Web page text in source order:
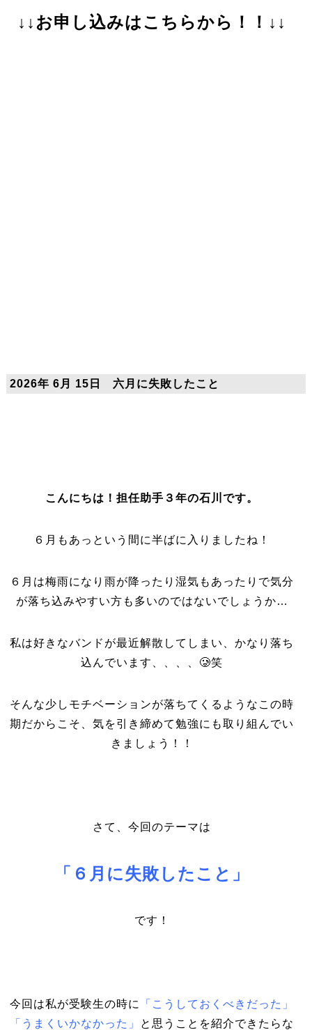
↓↓お申し込みはこちらから！！↓↓
2026年 6月 15日 六月に失敗したこと
こんにちは！担任助手３年の石川です。
６月もあっという間に半ばに入りましたね！
６月は梅雨になり雨が降ったり湿気もあったりで気分
が落ち込みやすい方も多いのではないでしょうか…
私は好きなバンドが最近解散してしまい、かなり落ち
込んでいます、、、、🥲笑
そんな少しモチベーションが落ちてくるようなこの時
期だからこそ、気を引き締めて勉強にも取り組んでい
きましょう！！
さて、今回のテーマは
「６月に失敗したこと」
です！
今回は私が受験生の時に
「こうしておくべきだった」
「うまくいかなかった」 と思うことを紹介できたらな